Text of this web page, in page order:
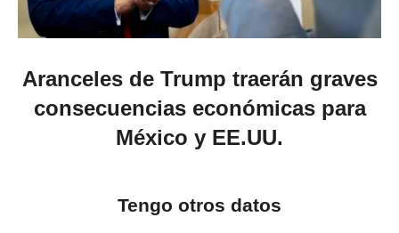
Aranceles de Trump traerán graves
consecuencias económicas para
México y EE.UU.
Tengo otros datos